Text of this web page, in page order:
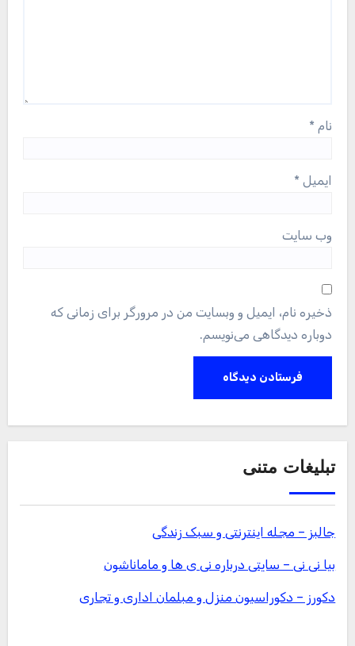
نام *
ایمیل *
وب‌ سایت
ذخیره نام، ایمیل و وبسایت من در مرورگر برای زمانی که
دوباره دیدگاهی می‌نویسم.
تبلیغات متنی
جالبز – مجله اینترنتی و سبک زندگی
بیا نی نی – سایتی درباره نی ی ها و ماماناشون
دکورز – دکوراسیون منزل و مبلمان اداری و تجاری